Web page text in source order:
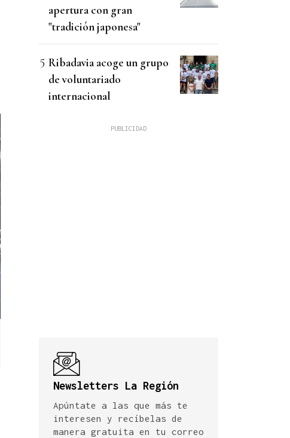
apertura con gran
"tradición japonesa"
Ribadavia acoge un grupo
de voluntariado
internacional
Newsletters La Región
Apúntate a las que más te
interesen y recíbelas de
manera gratuita en tu correo